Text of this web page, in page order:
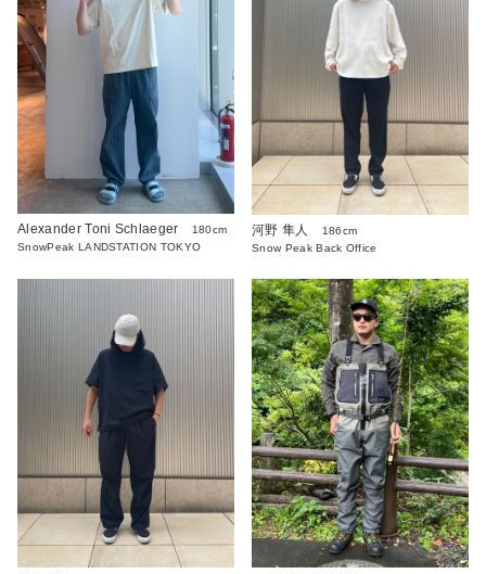
Alexander Toni Schlaeger
180cm
SnowPeak LANDSTATION TOKYO
河野 隼人
186cm
Snow Peak Back Office